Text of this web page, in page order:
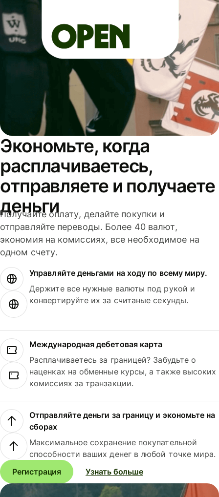
Экономьте, когда
расплачиваетесь,
отправляете и получаете
деньги
Получайте оплату, делайте покупки и
отправляйте переводы. Более 40 валют,
экономия на комиссиях, все необходимое на
одном счету.
Управляйте деньгами на ходу по всему миру.
Держите все нужные валюты под рукой и
конвертируйте их за считаные секунды.
Международная дебетовая карта
Расплачиваетесь за границей? Забудьте о
наценках на обменные курсы, а также высоких
комиссиях за транзакции.
Отправляйте деньги за границу и экономьте на
сборах
Максимальное сохранение покупательной
способности ваших денег в любой точке мира.
Регистрация
Узнать больше